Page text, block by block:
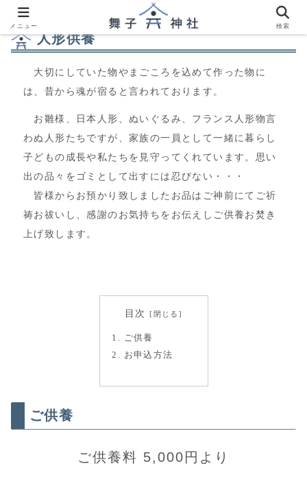
人形供養
大切にしていた物やまごころを込めて作った物に
は、昔から魂が宿ると言われております。
お雛様、日本人形、ぬいぐるみ、フランス人形物言
わぬ人形たちですが、家族の一員として一緒に暮らし
子どもの成長や私たちを見守ってくれています。思い
出の品々をゴミとして出すには忍びない・・・
皆様からお預かり致しましたお品はご神前にてご祈
祷お祓いし、感謝のお気持ちをお伝えしご供養お焚き
上げ致します。
目次
ご供養
お申込方法
ご供養
ご供養料 5,000円より
メニュー 検索